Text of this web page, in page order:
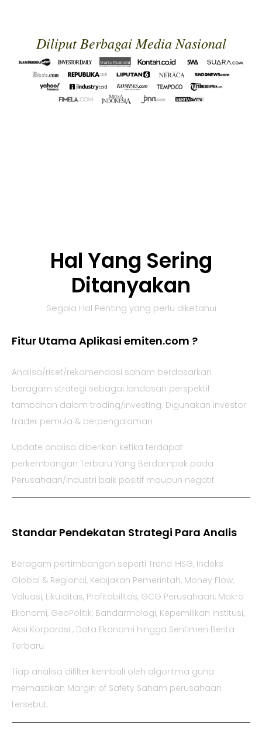
Diliput Berbagai Media Nasional
Hal Yang Sering
Ditanyakan
Segala Hal Penting yang perlu diketahui
Fitur Utama Aplikasi emiten.com ?
Analisa/riset/rekomendasi saham berdasarkan
beragam strategi sebagai landasan perspektif
tambahan dalam trading/investing. Digunakan investor
trader pemula & berpengalaman
Update analisa diberikan ketika terdapat
perkembangan Terbaru Yang Berdampak pada
Perusahaan/Industri baik positif maupun negatif.
Standar Pendekatan Strategi Para Analis
Beragam pertimbangan seperti Trend IHSG, Indeks
Global & Regional, Kebijakan Pemerintah, Money Flow,
Valuasi, Likuiditas, Profitabilitas, GCG Perusahaan, Makro
Ekonomi, GeoPolitik, Bandarmologi, Kepemilikan Institusi,
Aksi Korporasi , Data Ekonomi hingga Sentimen Berita
Terbaru.
Tiap analisa difilter kembali oleh algoritma guna
memastikan Margin of Safety Saham perusahaan
tersebut.